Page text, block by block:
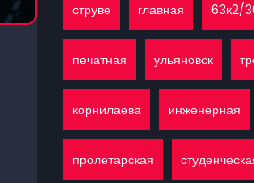
струве главная 63к2/
печатная ульяновск
корнилаева инженерная
пролетарская